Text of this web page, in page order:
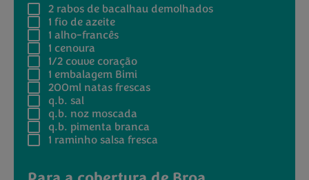
2 rabos de bacalhau demolhados
1 fio de azeite
1 alho-francês
1 cenoura
1/2 couve coração
1 embalagem Bimi
200ml natas frescas
q.b. sal
q.b. noz moscada
q.b. pimenta branca
1 raminhosalsa fresca